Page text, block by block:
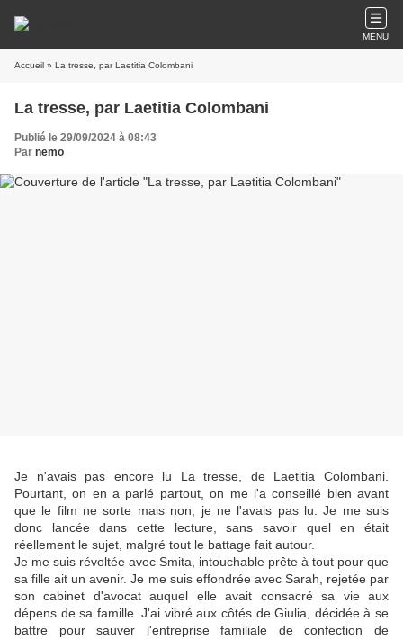
MENU
Accueil » La tresse, par Laetitia Colombani
La tresse, par Laetitia Colombani
Publié le 29/09/2024 à 08:43
Par nemo_
Je n'avais pas encore lu La tresse, de Laetitia Colombani.
Pourtant, on en a parlé partout, on me l'a conseillé bien avant
que le film ne sorte mais non, je ne l'avais pas lu. Je me suis
donc lancée dans cette lecture, sans savoir quel en était
réellement le sujet, malgré tout le battage fait autour.
Je me suis révoltée avec Smita, intouchable prête à tout pour que
sa fille ait un avenir. Je me suis effondrée avec Sarah, rejetée par
son cabinet d'avocat auquel elle avait consacré sa vie aux
dépens de sa famille. J'ai vibré aux côtés de Giulia, décidée à se
battre pour sauver l'entreprise familiale de confection de